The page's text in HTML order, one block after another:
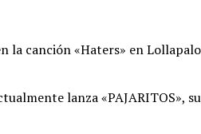
la canción «Haters» en
lanza «PAJARITOS»,